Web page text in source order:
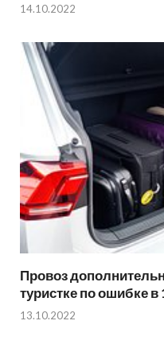
14.10.2022
Провоз
туристке по ошибке
13.10.2022